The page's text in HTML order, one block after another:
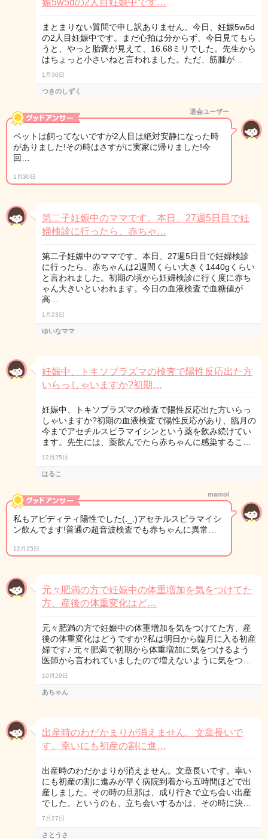
娠5w5dの2人目妊娠中です…
まとまりない質問で申し訳ありません。今日、妊娠5w5d
の2人目妊娠中です。まだ心拍は分からず、今日見てもら
うと、やっと胎嚢が見えて、16.68ミリでした。先生から
はちょっと小さいねと言われました。ただ、筋腫が…
1月30日
つきのしずく
退会ユーザー
ペットは飼ってないですが2人目は絶対安静になった時
がありました!その時はさすがに実家に帰りました!今
回…
1月30日
第二子妊娠中のママです。本日、27週5日目で妊
婦検診に行ったら、赤ちゃ…
第二子妊娠中のママです。本日、27週5日目で妊婦検診
に行ったら、赤ちゃんは2週間くらい大きく1440gくらい
と言われました。初期の頃から妊婦検診に行く度に赤ち
ゃん大きいといわれます。今日の血液検査で血糖値が
高…
1月23日
ゆいなママ
妊娠中、トキソプラズマの検査で陽性反応出た方
いらっしゃいますか?初期…
妊娠中、トキソプラズマの検査で陽性反応出た方いらっ
しゃいますか?初期の血液検査で陽性反応があり、臨月の
今までアセチルスピラマイシンという薬を飲み続けてい
ます。先生には、薬飲んでたら赤ちゃんに感染するこ…
12月25日
はるこ
mamol
私もアビディティ陽性でした(._.)アセチルスピラマイシ
ン飲んでます!普通の超音波検査でも赤ちゃんに異常…
12月25日
元々肥満の方で妊娠中の体重増加を気をつけてた
方、産後の体重変化はど…
元々肥満の方で妊娠中の体重増加を気をつけてた方、産
後の体重変化はどうですか?私は明日から臨月に入る初産
婦です♪ 元々肥満で初期から体重増加に気をつけるよう
医師から言われていましたので増えないように気をつ…
10月29日
あちゃん
出産時のわだかまりが消えません。文章長いで
す。幸いにも初産の割に進…
出産時のわだかまりが消えません。文章長いです。幸い
にも初産の割に進みが早く病院到着から五時間ほどで出
産しました。その時の旦那は、成り行きで立ち会い出産
でした。というのも、立ち会いするかは、その時に決…
7月27日
さとうさ